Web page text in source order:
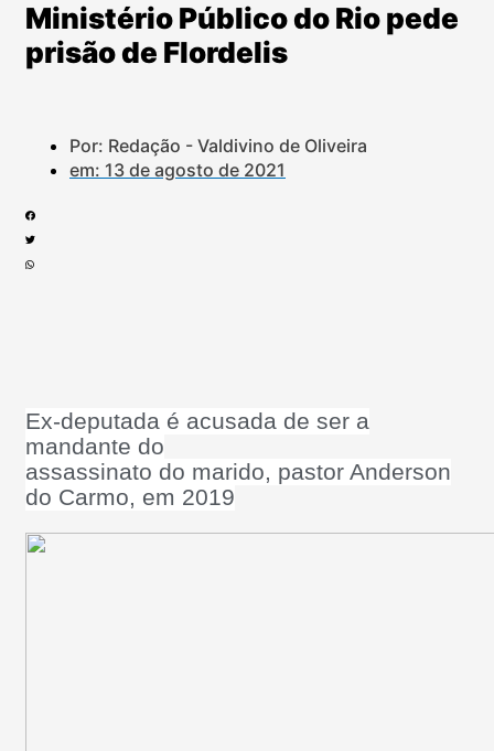
Ministério Público do Rio pede
prisão de Flordelis
Por: Redação - Valdivino de Oliveira
em: 13 de agosto de 2021
Ex-deputada é acusada de ser a
mandante do
assassinato do marido, pastor Anderson
do Carmo, em 2019